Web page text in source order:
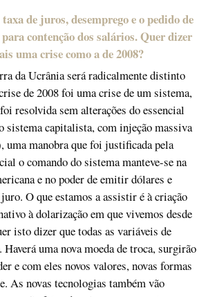
de juros, desemprego e o pedido de
contenção dos salários. Quer dizer
uma crise como a de 2008?
da Ucrânia será radicalmente distinto
de 2008 foi uma crise de um sistema,
resolvida sem alterações do essencial
sistema capitalista, com injeção massiva
manobra que foi justificada pela
o comando do sistema manteve-se na
e no poder de emitir dólares e
O que estamos a assistir é à criação
à dolarização em que vivemos desde
isto dizer que todas as variáveis de
uma nova moeda de troca, surgirão
e com eles novos valores, novas formas
As novas tecnologias também vão